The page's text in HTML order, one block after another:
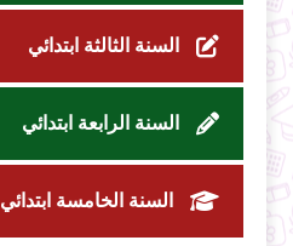
السنة الثالثة ابتدائي
السنة الرابعة ابتدائي
السنة الخامسة ابتدائي